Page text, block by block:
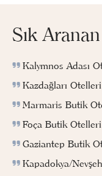
Sık
Kalymnos Adası
Kazdağları Otelleri
Marmaris Butik
Foça Butik Otelleri
Gaziantep Butik
Kapadokya/